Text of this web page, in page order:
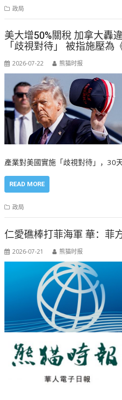
政局
美大增50%關稅 加拿大轟
「歧視對待」 被指施壓為
2026-07-22 熊猫时报
產業對美國實施「歧視對待」，30
READ MORE
政局
仁愛礁棒打菲海軍 華：菲
2026-07-21 熊猫时报